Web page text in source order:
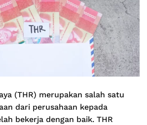
(THR) merupakan salah satu
dari perusahaan kepada
bekerja dengan baik. THR